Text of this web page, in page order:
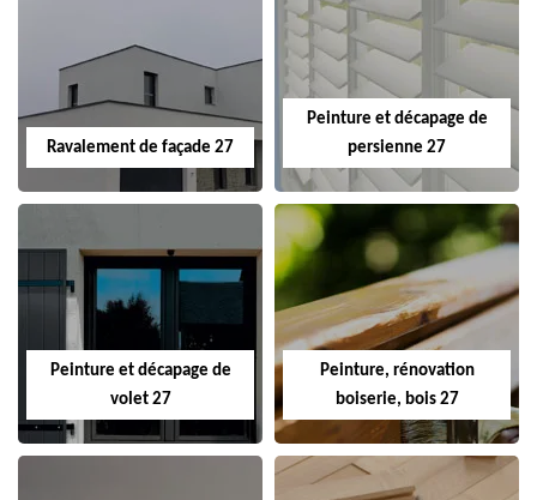
Ravalement de façade 27
Peinture et décapage de
persienne 27
Peinture et décapage de
volet 27
Peinture, rénovation
boiserie, bois 27